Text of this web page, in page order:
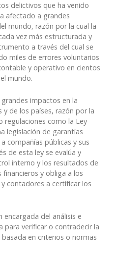
delictivos que ha venido
afectado a grandes
mundo, razón por la cual la
vez más estructurada y
a través del cual se
miles de errores voluntarios
y operativo en cientos
mundo.
impactos en la
y de los países, razón por la
regulaciones como la Ley
legislación de garantías
compañías públicas y sus
de esta ley se evalúa y
interno y los resultados de
y obliga a los
contadores a certificar los
encargada del análisis e
para verificar o contradecir la
en criterios o normas